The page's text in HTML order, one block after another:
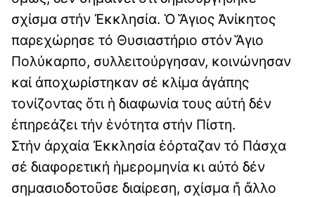
σχίσμα στήν Ἐκκλησία. Ὁ Ἅγιος Ἀνίκητος
παρεχώρησε τό Θυσιαστήριο στόν Ἅγιο
Πολύκαρπο, συλλειτούργησαν, κοινώνησαν
καί ἀποχωρίστηκαν σέ κλίμα ἀγάπης
τονίζοντας ὅτι ἡ διαφωνία τους αὐτή δέν
ἐπηρεάζει τήν ἑνότητα στήν Πίστη.
Στήν ἀρχαία Ἐκκλησία ἑόρταζαν τό Πάσχα
σέ διαφορετική ἡμερομηνία κι αὐτό δέν
σημασιοδοτοῦσε διαίρεση, σχίσμα ἤ ἄλλο